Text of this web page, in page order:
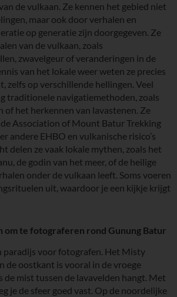
de vulkaan. Ze kennen het gebied niet
maar ook door verhalen en
op generatie zijn doorgegeven. Ze
van de vulkaan, zoals
zwavelgeur of veranderingen in de
van het lokale weer weten ze precies
zelfs op verschillende hellingen. Veel
traditionele navigatiemethoden, zoals
of het herkennen van lavastenen. Ze
Association of Mount Batur Trekking
andere EHBO en vulkanische risico’s
delen ze vaak lokale mythen, zoals het
de godin van het meer, of de heilige
onder de vulkaan leeft. Soms voeren
uit, waardoor je een kijkje krijgt
om te fotograferen rond Gunung Batur
paradijs voor fotografen. Het Misty
de oostkant is vooral in de vroege
de mist tussen de lavavelden hangt. Met
je de sfeer goed vast. Op de noordelijke